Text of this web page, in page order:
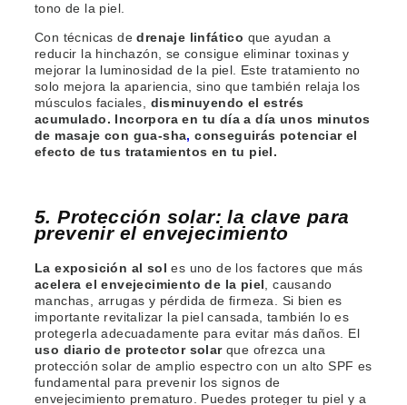
tono de la piel.
Con técnicas dedrenaje linfático que ayudan a
reducir la hinchazón, se consigue eliminar toxinas y
mejorar la luminosidad de la piel. Este tratamiento no
solo mejora la apariencia, sino que también relaja los
músculos faciales, disminuyendo el estrés
acumulado. Incorpora en tu día a día unos minutos
de masaje con gua-sha, conseguirás potenciar el
efecto de tus tratamientos en tu piel.
5. Protección solar: la clave para
prevenir el envejecimiento
La exposición al sol es uno de los factores que más
acelera el envejecimiento de la piel , causando
manchas, arrugas y pérdida de firmeza. Si bien es
importante revitalizar la piel cansada, también lo es
protegerla adecuadamente para evitar más daños. El
uso diario de protector solarque ofrezca una
protección solar de amplio espectro con un alto SPF es
fundamental para prevenir los signos de
envejecimiento prematuro. Puedes proteger tu piel y a